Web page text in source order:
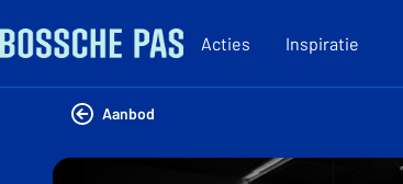
Acties Inspiratie
Aanbod